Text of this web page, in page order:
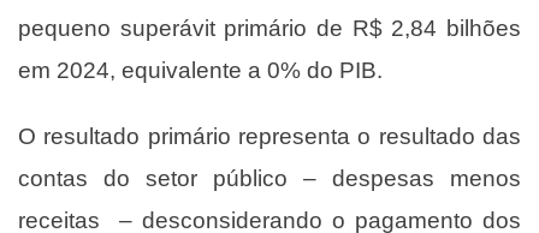
pequeno superávit primário de R$ 2,84 bilhões
em 2024, equivalente a 0% do PIB.
O resultado primário representa o resultado das
contas do setor público – despesas menos
receitas – desconsiderando o pagamento dos